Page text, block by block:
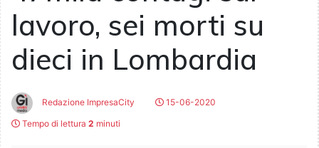
lavoro, sei morti su
dieci in Lombardia
Redazione ImpresaCity
15-06-2020
Tempo di lettura 2 minuti